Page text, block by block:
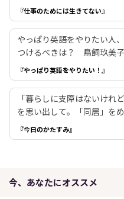
『仕事のためには生きてない』
やっぱり英語をやりたい人
つけるべきは？ 鳥飼玖美
『やっぱり英語をやりたい！』
「暮らしに支障はないけれ
を思い出して。「同居」を
『今日のかたすみ』
今、あなたにオススメ